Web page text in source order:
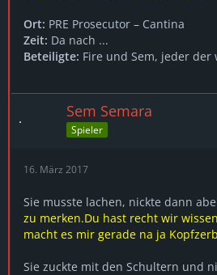
Ort: PRE Prosecutor – Cantina
Zeit: Da nach ...
Beteiligte: Fire und Sem, jeder der
Sem Semara
Spieler
16. März 2017
Sie musste lachen, nickte dann
zu merken.Du hast recht wir
macht es mir gerade na ja
Sie zuckte mit den Schultern und